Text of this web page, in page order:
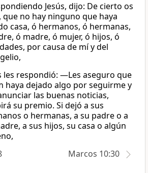
Jesús, dijo: De cierto os
que no hay ninguno que haya
casa, ó hermanos, ó hermanas,
ó madre, ó mujer, ó hijos, ó
por causa de mí y del
les respondió: —Les aseguro que
haya dejado algo por seguirme y
las buenas noticias,
su premio. Si dejó a sus
o hermanas, a su padre o a
a sus hijos, su casa o algún
Marcos 10:30